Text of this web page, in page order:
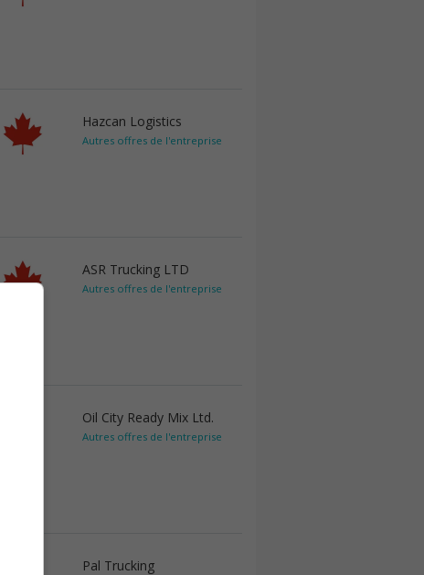
Hazcan Logistics
Autres offres de l'entreprise
ASR Trucking LTD
Autres offres de l'entreprise
Oil City Ready Mix Ltd.
Autres offres de l'entreprise
Pal Trucking